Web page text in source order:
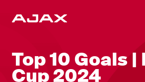
Top 10 Goals
Cup 2024